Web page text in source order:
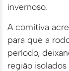
invernoso.
A comitiva
para que a
período,
região